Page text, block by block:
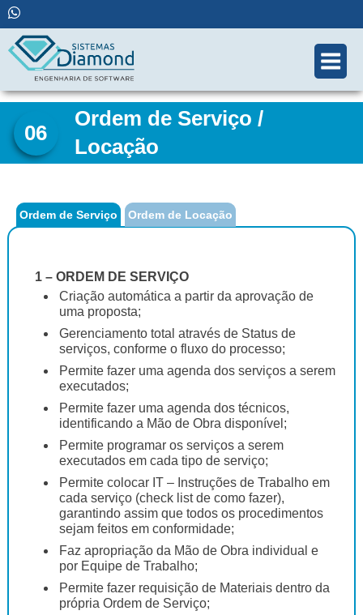
Skip
to
content
06
Ordem de Serviço /
Locação
Ordem de Serviço Ordem de Locação
1 – ORDEM DE SERVIÇO
Criação automática a partir da aprovação de
uma proposta;
Gerenciamento total através de Status de
serviços, conforme o fluxo do processo;
Permite fazer uma agenda dos serviços a serem
executados;
Permite fazer uma agenda dos técnicos,
identificando a Mão de Obra disponível;
Permite programar os serviços a serem
executados em cada tipo de serviço;
Permite colocar IT – Instruções de Trabalho em
cada serviço (check list de como fazer),
garantindo assim que todos os procedimentos
sejam feitos em conformidade;
Faz apropriação da Mão de Obra individual e
por Equipe de Trabalho;
Permite fazer requisição de Materiais dentro da
própria Ordem de Serviço;